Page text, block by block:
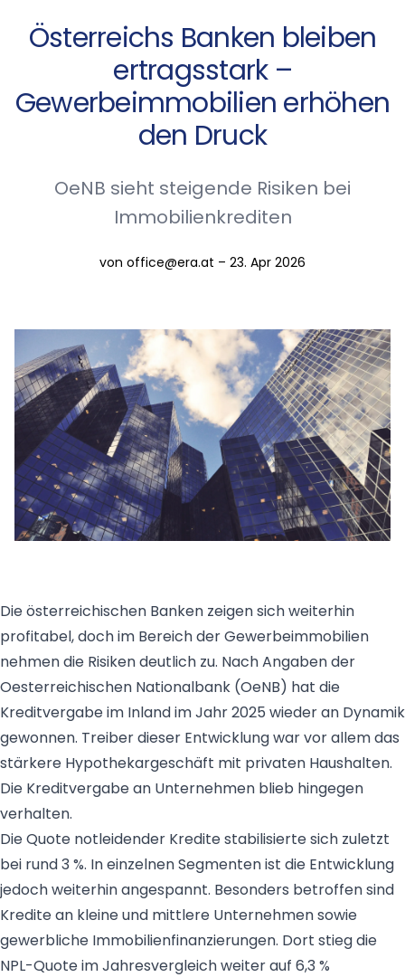
Österreichs Banken bleiben
ertragsstark –
Gewerbeimmobilien erhöhen
den Druck
OeNB sieht steigende Risiken bei
Immobilienkrediten
von office@era.at – 23. Apr 2026
Die österreichischen Banken zeigen sich weiterhin
profitabel, doch im Bereich der Gewerbeimmobilien
nehmen die Risiken deutlich zu. Nach Angaben der
Oesterreichischen Nationalbank (OeNB) hat die
Kreditvergabe im Inland im Jahr 2025 wieder an Dynamik
gewonnen. Treiber dieser Entwicklung war vor allem das
stärkere Hypothekargeschäft mit privaten Haushalten.
Die Kreditvergabe an Unternehmen blieb hingegen
verhalten.
Die Quote notleidender Kredite stabilisierte sich zuletzt
bei rund 3 %. In einzelnen Segmenten ist die Entwicklung
jedoch weiterhin angespannt. Besonders betroffen sind
Kredite an kleine und mittlere Unternehmen sowie
gewerbliche Immobilienfinanzierungen. Dort stieg die
NPL-Quote im Jahresvergleich weiter auf 6,3 %